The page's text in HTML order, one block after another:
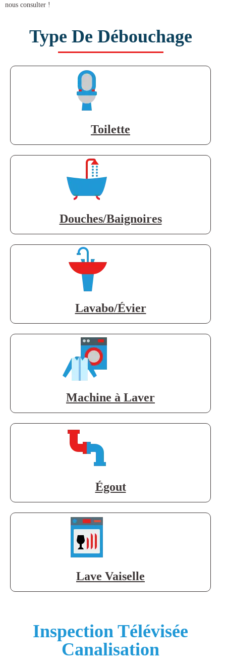
nous consulter !
Type De Débouchage
Toilette
Douches/Baignoires
Lavabo/Évier
Machine à Laver
Égout
Lave Vaiselle
Inspection Télévisée
Canalisation